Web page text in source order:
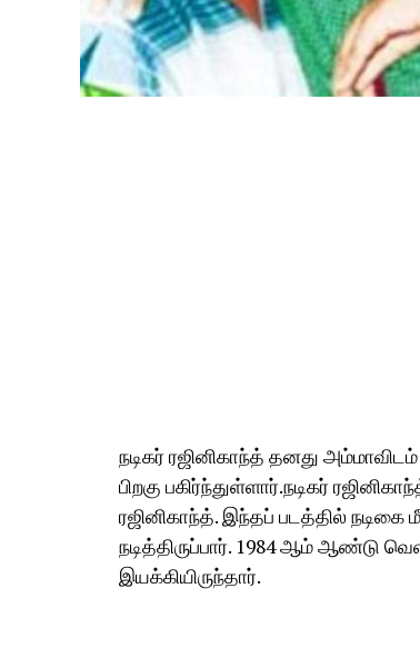
நடிகர் ரஜினிகாந்த் தனது
பிறகு பகிர்ந்துள்ளார்.நடிகர்
ரஜினிகாந்த். இந்தப் படத்தில்
நடித்திருப்பார். 1984 ஆம் ஆண்டு
இயக்கியிருந்தார்.